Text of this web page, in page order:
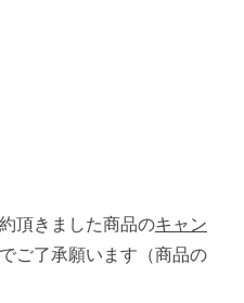
頂きました商品のキャン
ご了承願います（商品の